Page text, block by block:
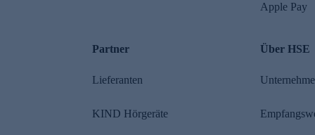
Apple Pay
Partner
Lieferanten
KIND Hörgeräte
Über HSE